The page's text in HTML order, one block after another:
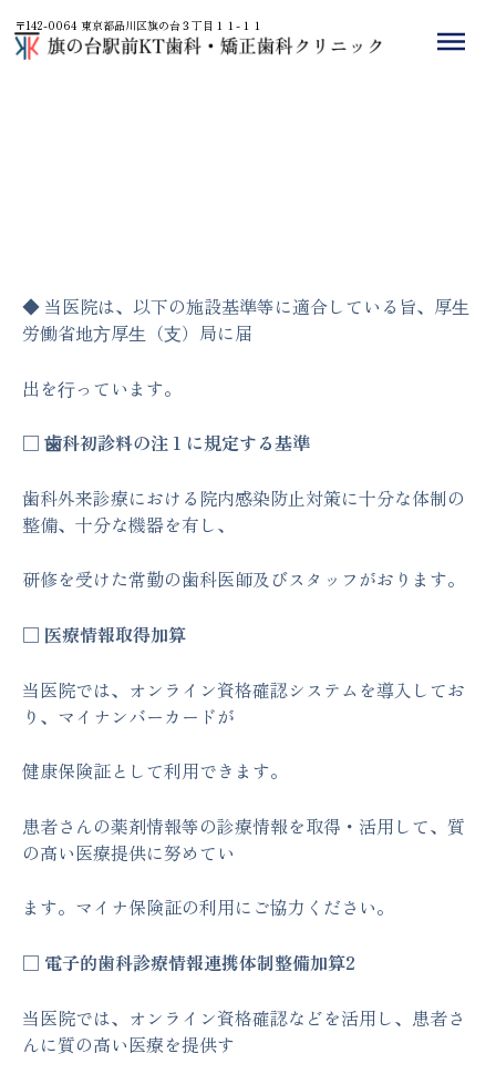
容
〒142-0064 東京都品川区旗の台３丁目１１-１１
◆ 当医院は、以下の施設基準等に適合している旨、厚⽣
労働省地⽅厚⽣（⽀）局に届
出を⾏っています。
□ ⻭科初診料の注 1 に規定する基準
歯科外来診療における院内感染防止対策に十分な体制の
整備、十分な機器を有し、
研修を受けた常勤の歯科医師及びスタッフがおります。
□ 医療情報取得加算
当医院では、オンライン資格確認システムを導入してお
り、マイナンバーカードが
健康保険証として利用できます。
患者さんの薬剤情報等の診療情報を取得・活用して、質
の高い医療提供に努めてい
ます。マイナ保険証の利用にご協力ください。
□ 電子的歯科診療情報連携体制整備加算2
当医院では、オンライン資格確認などを活用し、患者さ
んに質の高い医療を提供す